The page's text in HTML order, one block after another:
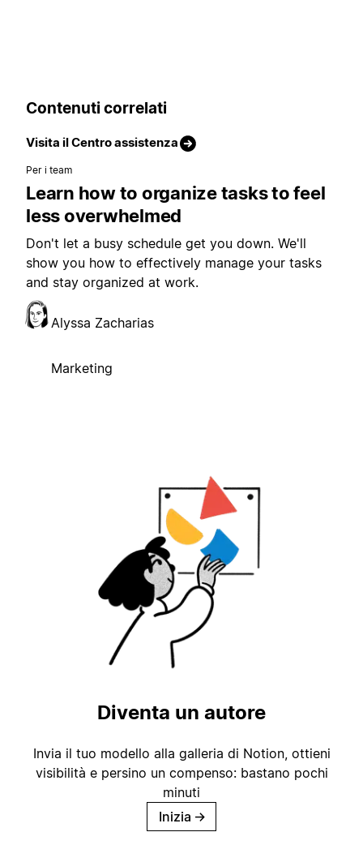
Contenuti correlati
Visita il Centro assistenza
Per i team
Learn how to organize tasks to feel
less overwhelmed
Don't let a busy schedule get you down. We'll
show you how to effectively manage your tasks
and stay organized at work.
Alyssa Zacharias
Marketing
Diventa un autore
Invia il tuo modello alla galleria di Notion, ottieni
visibilità e persino un compenso: bastano pochi
minuti
Inizia →